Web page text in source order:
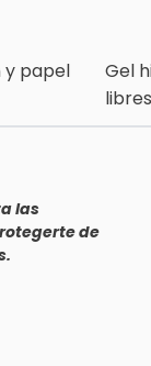
y papel
Gel
las
de